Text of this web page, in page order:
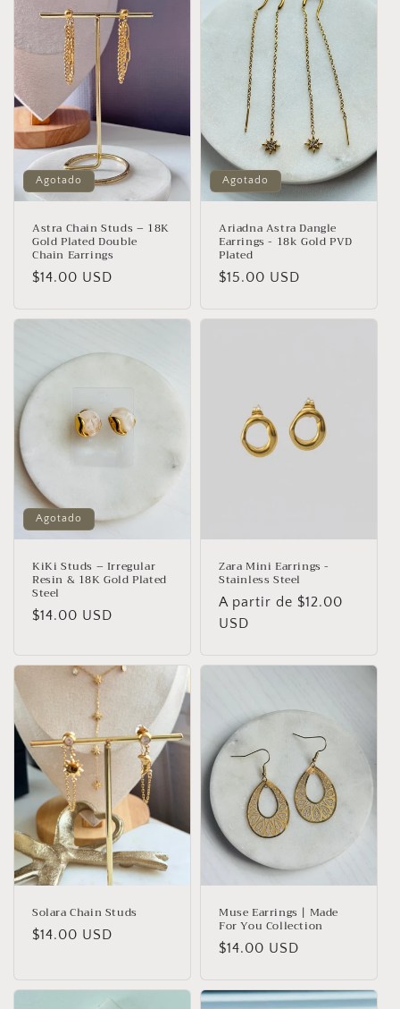
Agotado
Astra Chain Studs – 18K
Gold Plated Double
Chain Earrings
Precio
$14.00 USD
Agotado
Ariadna Astra Dangle
Earrings - 18k Gold PVD
Plated
Precio
$15.00 USD
Agotado
KiKi Studs – Irregular
Resin & 18K Gold Plated
Steel
Precio
$14.00 USD
Zara Mini Earrings -
Stainless Steel
Precio
habitual
A partir de $12.00
USD
Solara Chain Studs
Precio
$14.00 USD
Muse Earrings | Made
For You Collection
Precio
$14.00 USD